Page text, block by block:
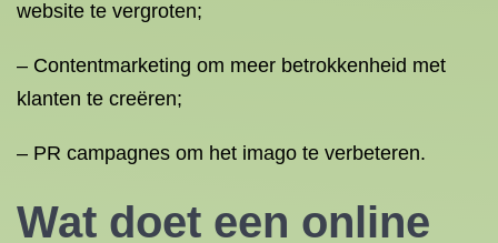
website te vergroten;
– Contentmarketing om meer betrokkenheid met
klanten te creëren;
– PR campagnes om het imago te verbeteren.
Wat doet een online